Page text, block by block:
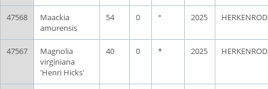
47568
Maackia
amurensis
54 0 ° 2025
47567
Magnolia
virginiana
'Henri Hicks'
40 0 * 2025